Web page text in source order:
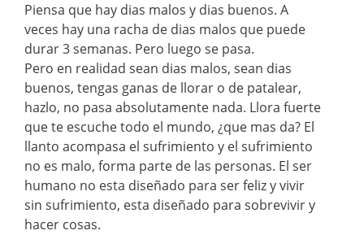
Piensa que hay dias malos y dias buenos. A
veces hay una racha de dias malos que puede
durar 3 semanas. Pero luego se pasa.
Pero en realidad sean dias malos, sean dias
buenos, tengas ganas de llorar o de patalear,
hazlo, no pasa absolutamente nada. Llora fuerte
que te escuche todo el mundo, ¿que mas da? El
llanto acompasa el sufrimiento y el sufrimiento
no es malo, forma parte de las personas. El ser
humano no esta diseñado para ser feliz y vivir
sin sufrimiento, esta diseñado para sobrevivir y
hacer cosas.